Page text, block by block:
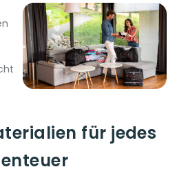
für jedes